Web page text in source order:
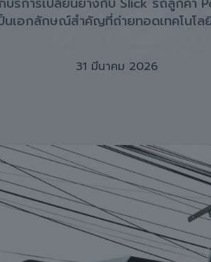
เอกลักษณ์สำคัญที่ถ่ายทอดเทคโนโล
31 มีนาคม 2026